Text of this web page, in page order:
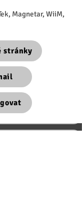
Magnetar, WiiM,
stránky